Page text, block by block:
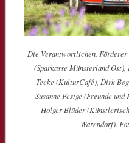
Die Verantwortlichen,
(Sparkasse Münsterland
Teeke (KulturCafé), Dirk
Susanne Festge (Freunde
Holger Blüder
Warendorf).